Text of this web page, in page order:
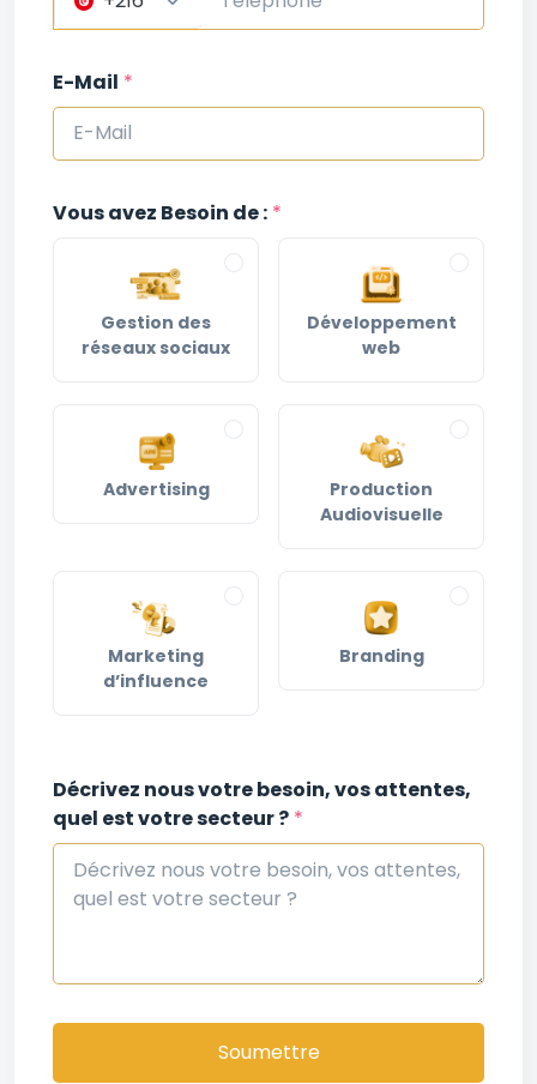
E-Mail *
Vous avez Besoin de : *
Gestion des
réseaux sociaux
Développement
web
Advertising
Production
Audiovisuelle
Marketing
d’influence
Branding
Décrivez nous votre besoin, vos attentes,
quel est votre secteur ? *
Soumettre